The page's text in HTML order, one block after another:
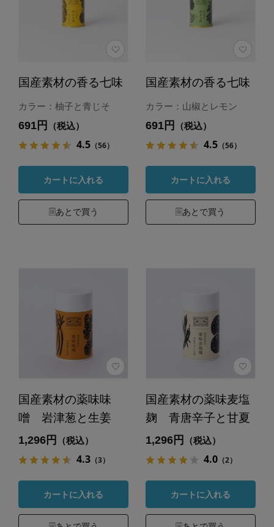
国産素材の香る七味
カラー：柚子と青じそ
691円 （税込）
4.5（56）
カートに入れる
あとで買う
国産素材の香る七味
カラー：山椒とレモン
691円 （税込）
4.5（56）
カートに入れる
あとで買う
国産素材の薬味味
噌 岩津葱と生姜
1,296円 （税込）
4.3（3）
カートに入れる
国産素材の薬味麦塩
麹 青唐辛子と甘夏
1,296円 （税込）
4.0（2）
カートに入れる